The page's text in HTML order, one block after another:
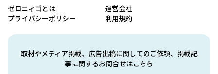
取材やメディア掲載、広告出稿に関してのご依頼、掲載記
事に関するお問合せはこちら
ゼロニィゴとは
運営会社
プライバシーポリシー
利用規約